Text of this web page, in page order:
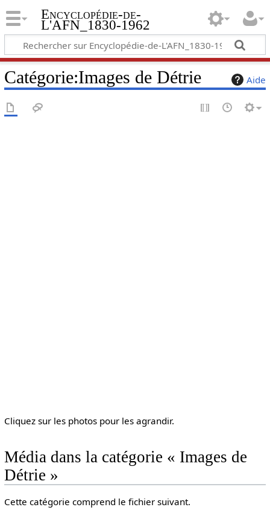
Encyclopédie-de-
L'AFN_1830-1962
Aide
Catégorie:Images de Détrie
Cliquez sur les photos pour les agrandir.
Média dans la catégorie « Images de
Détrie »
Cette catégorie comprend le fichier suivant.